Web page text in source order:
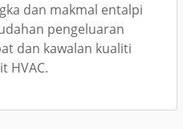
dan makmal entalpi
pengeluaran
dan kawalan kualiti
HVAC.